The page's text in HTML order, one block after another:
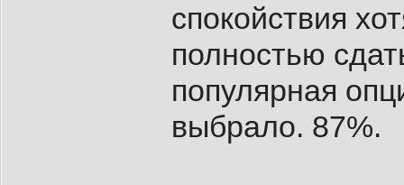
спокойствия
полностью
популярная
выбрало. 87%.